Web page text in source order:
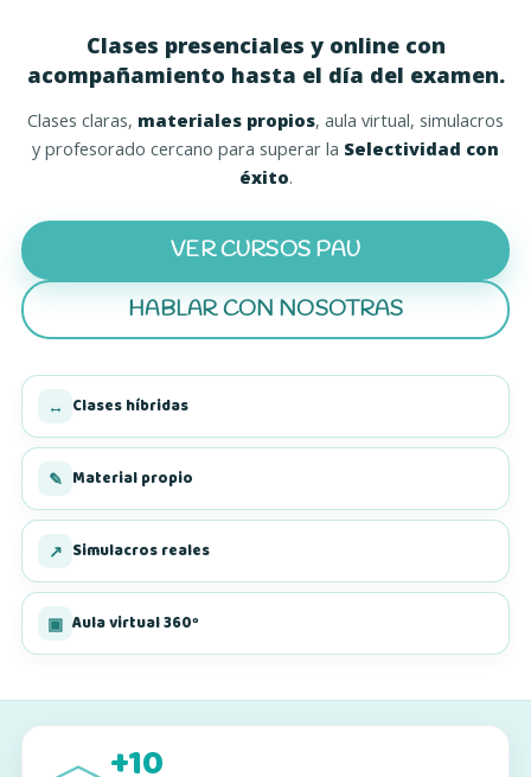
Clases presenciales y online con
acompañamiento hasta el día del examen.
Clases claras, materiales propios, aula virtual, simulacros
y profesorado cercano para superar la Selectividad con
éxito.
VER CURSOS PAU
HABLAR CON NOSOTRAS
(SE ABRE EN UNA
↔ Clases híbridas
✎ Material propio
↗ Simulacros reales
▣ Aula virtual 360º
+10